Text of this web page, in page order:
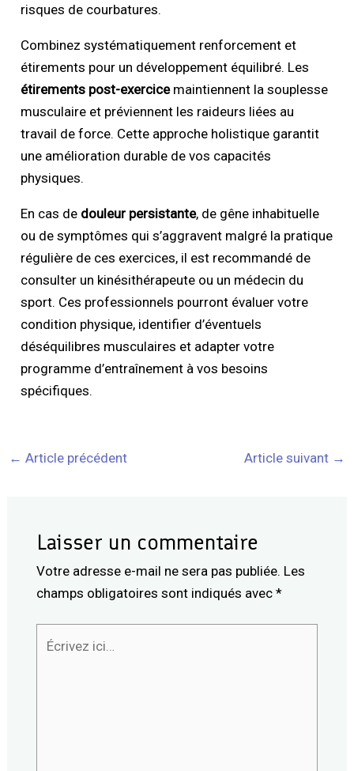
risques de courbatures.
Combinez systématiquement renforcement et
étirements pour un développement équilibré. Les
étirements post-exercicemaintiennent la souplesse
musculaire et préviennent les raideurs liées au
travail de force. Cette approche holistique garantit
une amélioration durable de vos capacités
physiques.
En cas de douleur persistante, de gêne inhabituelle
ou de symptômes qui s’aggravent malgré la pratique
régulière de ces exercices, il est recommandé de
consulter un kinésithérapeute ou un médecin du
sport. Ces professionnels pourront évaluer votre
condition physique, identifier d’éventuels
déséquilibres musculaires et adapter votre
programme d’entraînement à vos besoins
spécifiques.
← Article précédent Article suivant →
Laisser un commentaire
Votre adresse e-mail ne sera pas publiée. Les
champs obligatoires sont indiqués avec *